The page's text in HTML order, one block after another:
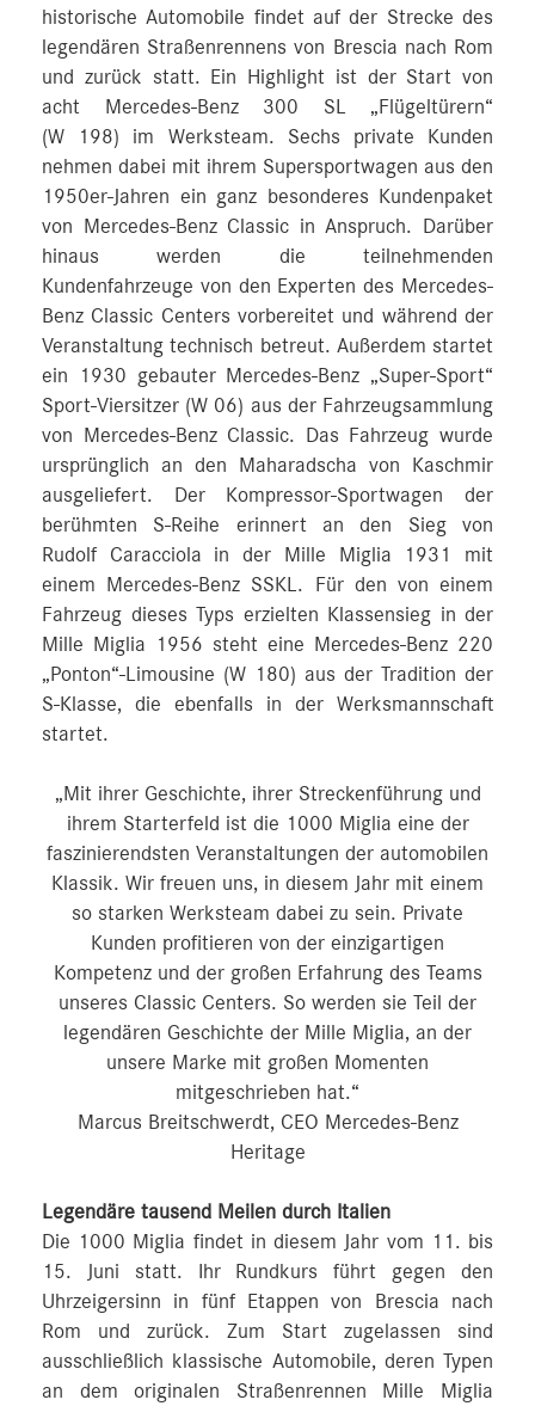
historische Automobile findet auf der Strecke des
legendären Straßenrennens von Brescia nach Rom
und zurück statt. Ein Highlight ist der Start von
acht Mercedes-Benz 300 SL „Flügeltürern“
(W 198) im Werksteam. Sechs private Kunden
nehmen dabei mit ihrem Supersportwagen aus den
1950er-Jahren ein ganz besonderes Kundenpaket
von Mercedes-Benz Classic in Anspruch. Darüber
hinaus werden die teilnehmenden
Kundenfahrzeuge von den Experten des Mercedes-
Benz Classic Centers vorbereitet und während der
Veranstaltung technisch betreut. Außerdem startet
ein 1930 gebauter Mercedes-Benz „Super-Sport“
Sport-Viersitzer (W 06) aus der Fahrzeugsammlung
von Mercedes-Benz Classic. Das Fahrzeug wurde
ursprünglich an den Maharadscha von Kaschmir
ausgeliefert. Der Kompressor-Sportwagen der
berühmten S-Reihe erinnert an den Sieg von
Rudolf Caracciola in der Mille Miglia 1931 mit
einem Mercedes-Benz SSKL. Für den von einem
Fahrzeug dieses Typs erzielten Klassensieg in der
Mille Miglia 1956 steht eine Mercedes-Benz 220
„Ponton“-Limousine (W 180) aus der Tradition der
S-Klasse, die ebenfalls in der Werksmannschaft
startet.
„Mit ihrer Geschichte, ihrer Streckenführung und
ihrem Starterfeld ist die 1000 Miglia eine der
faszinierendsten Veranstaltungen der automobilen
Klassik. Wir freuen uns, in diesem Jahr mit einem
so starken Werksteam dabei zu sein. Private
Kunden profitieren von der einzigartigen
Kompetenz und der großen Erfahrung des Teams
unseres Classic Centers. So werden sie Teil der
legendären Geschichte der Mille Miglia, an der
unsere Marke mit großen Momenten
mitgeschrieben hat.“
Marcus Breitschwerdt, CEO Mercedes-Benz
Heritage
Legendäre tausend Meilen durch Italien
Die 1000 Miglia findet in diesem Jahr vom 11. bis
15. Juni statt. Ihr Rundkurs führt gegen den
Uhrzeigersinn in fünf Etappen von Brescia nach
Rom und zurück. Zum Start zugelassen sind
ausschließlich klassische Automobile, deren Typen
an dem originalen Straßenrennen Mille Miglia